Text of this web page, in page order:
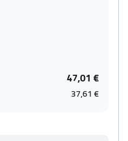
47,01 €
37,61 €